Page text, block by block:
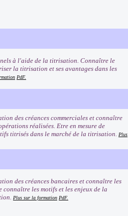
à l'aide de la titrisation. Connaître le
la titrisation et ses avantages dans les
PdF.
des créances commerciales et connaître
réalisées. Etre en mesure de
titrisés dans le marché de la titrisation. Plus
des créances bancaires et connaître les
les motifs et les enjeux de la
Plus sur la formation PdF.